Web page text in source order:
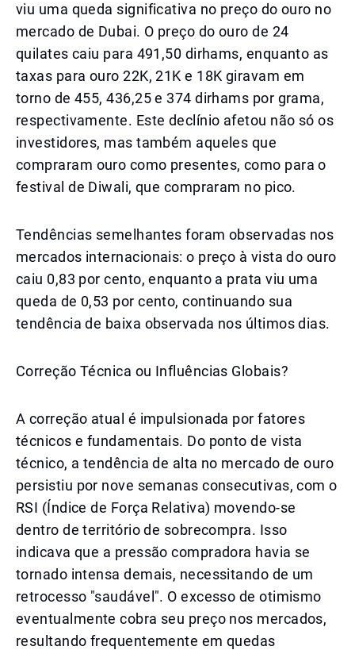
viu uma queda significativa no preço do ouro no
mercado de Dubai. O preço do ouro de 24
quilates caiu para 491,50 dirhams, enquanto as
taxas para ouro 22K, 21K e 18K giravam em
torno de 455, 436,25 e 374 dirhams por grama,
respectivamente. Este declínio afetou não só os
investidores, mas também aqueles que
compraram ouro como presentes, como para o
festival de Diwali, que compraram no pico.
Tendências semelhantes foram observadas nos
mercados internacionais: o preço à vista do ouro
caiu 0,83 por cento, enquanto a prata viu uma
queda de 0,53 por cento, continuando sua
tendência de baixa observada nos últimos dias.
Correção Técnica ou Influências Globais?
A correção atual é impulsionada por fatores
técnicos e fundamentais. Do ponto de vista
técnico, a tendência de alta no mercado de ouro
persistiu por nove semanas consecutivas, com o
RSI (Índice de Força Relativa) movendo-se
dentro de território de sobrecompra. Isso
indicava que a pressão compradora havia se
tornado intensa demais, necessitando de um
retrocesso "saudável". O excesso de otimismo
eventualmente cobra seu preço nos mercados,
resultando frequentemente em quedas